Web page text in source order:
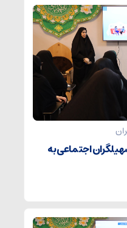
اجتماعی به